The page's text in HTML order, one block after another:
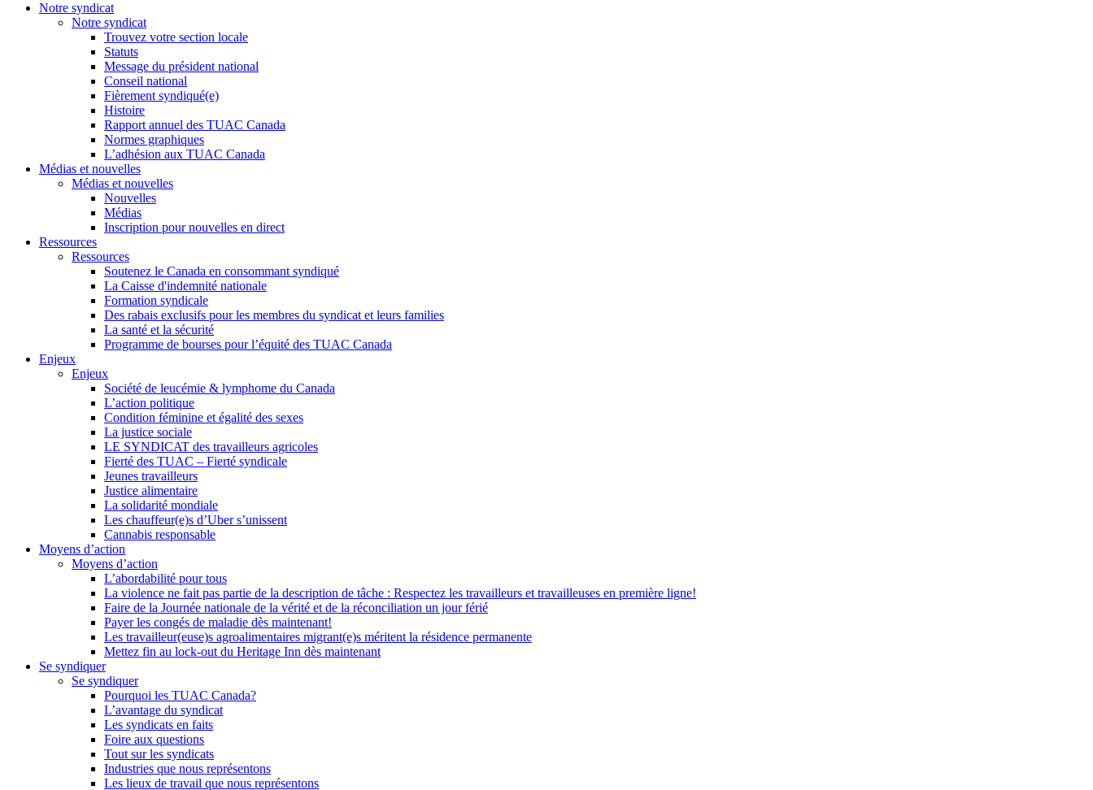
Notre syndicat
Notre syndicat
Trouvez votre section locale
Statuts
Message du président national
Conseil national
Fièrement syndiqué(e)
Histoire
Rapport annuel des TUAC Canada
Normes graphiques
L’adhésion aux TUAC Canada
Médias et nouvelles
Médias et nouvelles
Nouvelles
Médias
Inscription pour nouvelles en direct
Ressources
Ressources
Soutenez le Canada en consommant syndiqué
La Caisse d'indemnité nationale
Formation syndicale
Des rabais exclusifs pour les membres du syndicat et leurs families
La santé et la sécurité
Programme de bourses pour l’équité des TUAC Canada
Enjeux
Enjeux
Société de leucémie & lymphome du Canada
L’action politique
Condition féminine et égalité des sexes
La justice sociale
LE SYNDICAT des travailleurs agricoles
Fierté des TUAC – Fierté syndicale
Jeunes travailleurs
Justice alimentaire
La solidarité mondiale
Les chauffeur(e)s d’Uber s’unissent
Cannabis responsable
Moyens d’action
Moyens d’action
L’abordabilité pour tous
La violence ne fait pas partie de la description de tâche : Respectez les travailleurs et travailleuses en première ligne!
Faire de la Journée nationale de la vérité et de la réconciliation un jour férié
Payer les congés de maladie dès maintenant!
Les travailleur(euse)s agroalimentaires migrant(e)s méritent la résidence permanente
Mettez fin au lock-out du Heritage Inn dès maintenant
Se syndiquer
Se syndiquer
Pourquoi les TUAC Canada?
L’avantage du syndicat
Les syndicats en faits
Foire aux questions
Tout sur les syndicats
Industries que nous représentons
Les lieux de travail que nous représentons